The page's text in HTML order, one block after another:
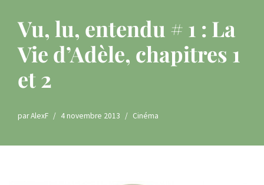
Vu, lu, entendu # 1 : La
Vie d’Adèle, chapitres 1
et 2
parAlexF 4 novembre 2013 Cinéma